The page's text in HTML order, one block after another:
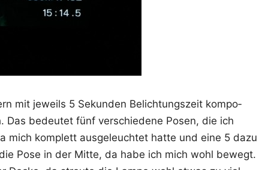
mit jeweils 5 Sekun­den Belich­tungs­zeit kom­po­
Das bedeu­tet fünf ver­schie­de­ne Posen, die ich
mich kom­plett aus­ge­leuch­tet hat­te und eine 5 dazu
Pose in der Mit­te, da habe ich mich wohl bewegt.